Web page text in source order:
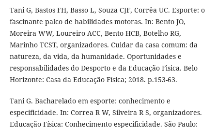
Tani G, Bastos FH, Basso L, Souza CJF, Corrêa UC. Esporte: o
fascinante palco de habilidades motoras. In: Bento JO,
Moreira WW, Loureiro ACC, Bento HCB, Botelho RG,
Marinho TCST, organizadores. Cuidar da casa comum: da
natureza, da vida, da humanidade. Oportunidades e
responsabilidades do Desporto e da Educação Fìsica. Belo
Horizonte: Casa da Educação Física; 2018. p.153-63.
Tani G. Bacharelado em esporte: conhecimento e
especificidade. In: Correa R W, Silveira R S, organizadores.
Educação Física: Conhecimento especificidade. São Paulo: